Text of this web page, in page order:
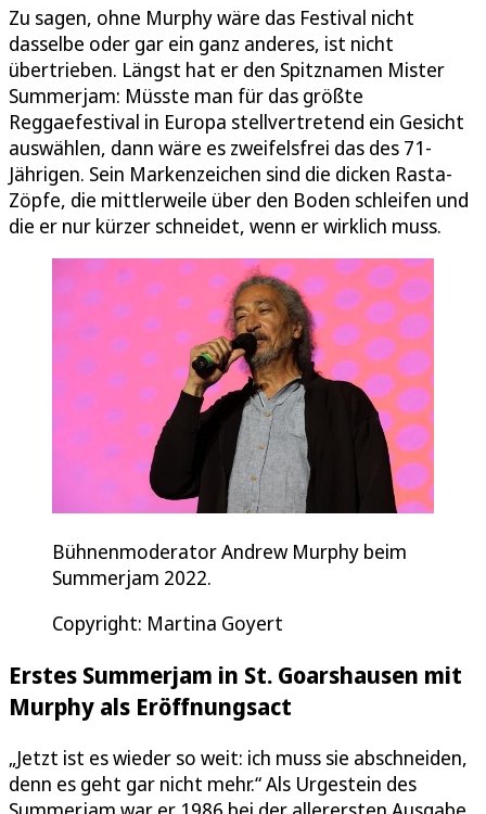
Zu sagen, ohne Murphy wäre das Festival nicht
dasselbe oder gar ein ganz anderes, ist nicht
übertrieben. Längst hat er den Spitznamen Mister
Summerjam: Müsste man für das größte
Reggaefestival in Europa stellvertretend ein Gesicht
auswählen, dann wäre es zweifelsfrei das des 71-
Jährigen. Sein Markenzeichen sind die dicken Rasta-
Zöpfe, die mittlerweile über den Boden schleifen und
die er nur kürzer schneidet, wenn er wirklich muss.
Bühnenmoderator Andrew Murphy beim
Summerjam 2022.
Copyright: Martina Goyert
Erstes Summerjam in St. Goarshausen mit
Murphy als Eröffnungsact
„Jetzt ist es wieder so weit: ich muss sie abschneiden,
denn es geht gar nicht mehr.“ Als Urgestein des